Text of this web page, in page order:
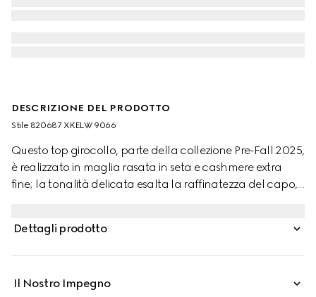
DESCRIZIONE DEL PRODOTTO
Stile ‎820687 XKELW 9066
Questo top girocollo, parte della collezione Pre-Fall 2025,
è realizzato in maglia rasata in seta e cashmere extra
fine; la tonalità delicata esalta la raffinatezza del capo,
Dettagli prodotto
Il Nostro Impegno